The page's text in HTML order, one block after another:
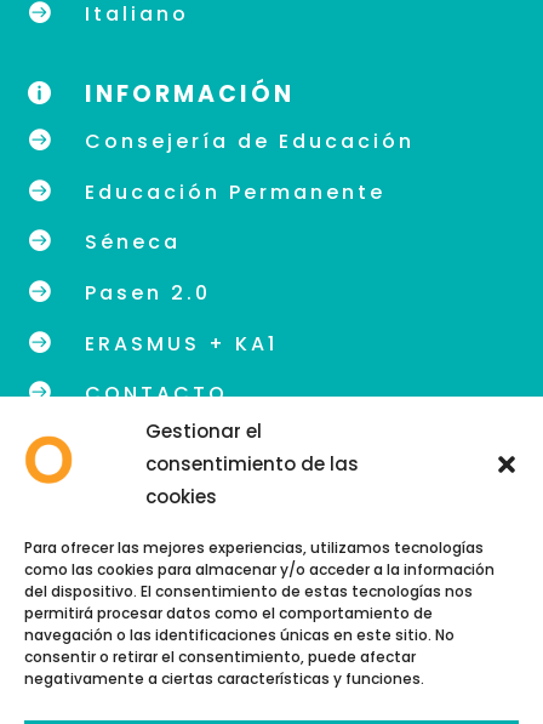
Gestionar el
consentimiento de las
cookies
Para ofrecer las mejores experiencias, utilizamos tecnologías
como las cookies para almacenar y/o acceder a la información
del dispositivo. El consentimiento de estas tecnologías nos
permitirá procesar datos como el comportamiento de
navegación o las identificaciones únicas en este sitio. No
consentir o retirar el consentimiento, puede afectar
negativamente a ciertas características y funciones.
 Italiano
 INFORMACIÓN
 Consejería de Educación
 Educación Permanente
 Séneca
 Pasen 2.0
 ERASMUS + KA1
 CONTACTO
Teléfono: 958 89 48 54